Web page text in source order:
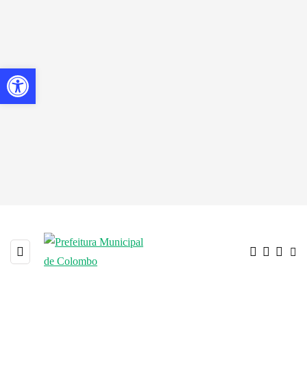
Seletivo
Barra de Ferramentas Aberta